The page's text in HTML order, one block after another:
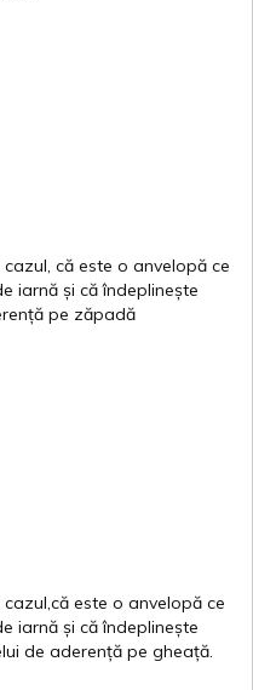
cazul, că este o anvelopă ce
iarnă și că îndeplinește
pe zăpadă
cazul,că este o anvelopă ce
iarnă și că îndeplinește
de aderență pe gheață.